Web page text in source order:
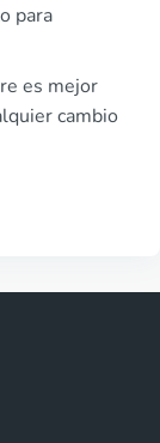
para
es mejor
cambio